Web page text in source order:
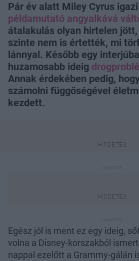
Pár év alatt Miley Cyrus
példamutató angyalkává
átalakulás olyan hirtelen
szinte nem is értették, mi
lánnyal. Később egy
huzamosabb ideig
Annak érdekében pedig,
számolni függőségével
kezdett.
Egész jól is ment ez egy ideig,
volna a Disney-korszakból
nappal ezelőtt a Grammy-gálán